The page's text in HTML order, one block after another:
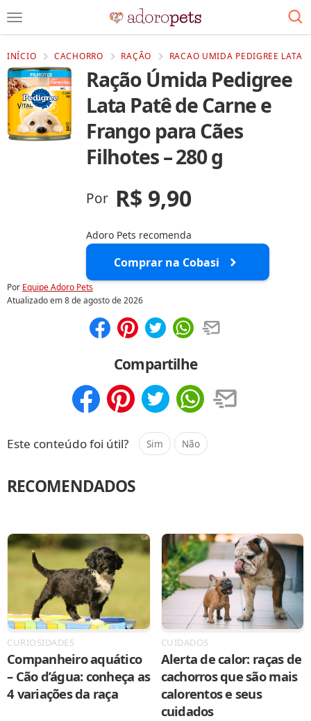
INÍCIO CACHORRO RAÇÃO RACAO UMIDA PEDIGREE LATA
Ração Úmida Pedigree
Lata Patê de Carne e
Frango para Cães
Filhotes – 280 g
Por R$ 9,90
Adoro Pets recomenda
Comprar na Cobasi
Por Equipe Adoro Pets
Atualizado em8 de agosto de 2026
Compartilhe
Este conteúdo foi útil? Sim Não
RECOMENDADOS
CURIOSIDADES
Companheiro aquático
– Cão d’água: conheça as
4 variações da raça
CUIDADOS
Alerta de calor: raças de
cachorros que são mais
calorentos e seus
cuidados